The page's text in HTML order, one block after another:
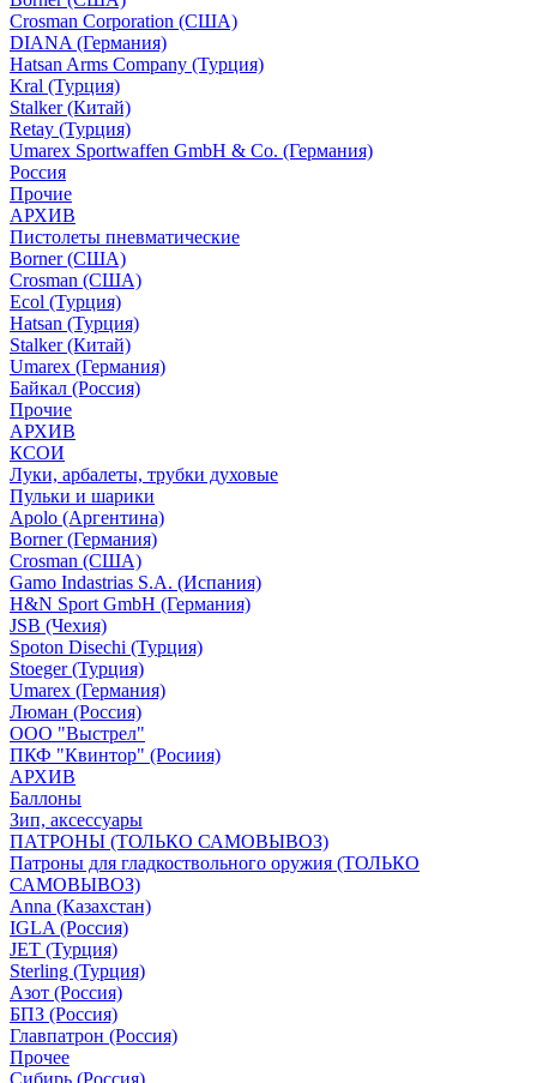
Crosman Corporation (США)
DIANA (Германия)
Hatsan Arms Company (Турция)
Kral (Турция)
Stalker (Китай)
Retay (Турция)
Umarex Sportwaffen GmbH & Co. (Германия)
Россия
Прочие
АРХИВ
Пистолеты пневматические
Borner (США)
Crosman (США)
Ecol (Турция)
Hatsan (Турция)
Stalker (Китай)
Umarex (Германия)
Байкал (Россия)
Прочие
АРХИВ
КСОИ
Луки, арбалеты, трубки духовые
Пульки и шарики
Apolo (Аргентина)
Borner (Германия)
Crosman (США)
Gamo Indastrias S.A. (Испания)
H&N Sport GmbH (Германия)
JSB (Чехия)
Spoton Disechi (Турция)
Stoeger (Турция)
Umarex (Германия)
Люман (Россия)
ООО "Выстрел"
ПКФ "Квинтор" (Росиия)
АРХИВ
Баллоны
Зип, аксессуары
ПАТРОНЫ (ТОЛЬКО САМОВЫВОЗ)
Патроны для гладкоствольного оружия (ТОЛЬКО
САМОВЫВОЗ)
Anna (Казахстан)
IGLA (Россия)
JET (Турция)
Sterling (Турция)
Азот (Россия)
БПЗ (Россия)
Главпатрон (Россия)
Прочее
Сибирь (Россия)